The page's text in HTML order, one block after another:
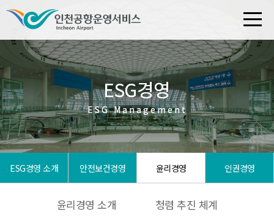
ESG경영 소개 안전보건경영 윤리경영 인권경영
ESG경영
ESG Management
윤리경영 소개 청렴 추진 체계
ESG경영
ESG Management